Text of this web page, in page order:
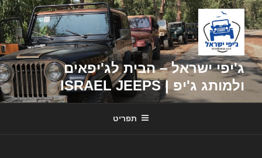
דילוג
לתוכן
ג'יפי ישראל – הבית לג'יפאים
ולמותג ג'יפ | ISRAEL JEEPS
תפריט